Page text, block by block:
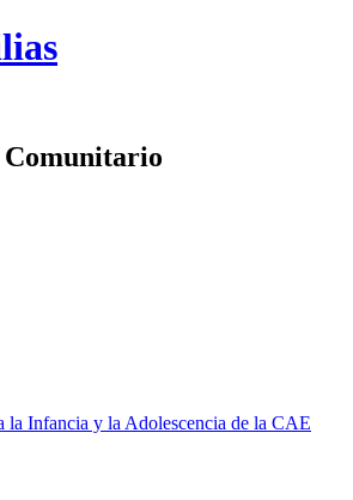
Infancia y la Adolescencia de la CAE